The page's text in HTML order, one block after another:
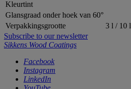
Kleurtint
Glansgraad onder hoek van 60°
Verpakkingsgrootte
3 l / 10 l
Subscribe to our newsletter
Sikkens Wood Coatings
Facebook
Instagram
LinkedIn